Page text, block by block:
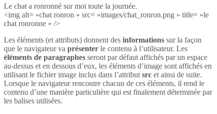
Le chat a ronronné sur moi toute la journée.
<img alt= »chat ronron » src= »images/chat_ronron.png » title= »le
chat ronronne » />
Les éléments (et attributs) donnent des informations sur la façon
que le navigateur va présenter le contenu à l’utilisateur. Les
éléments de paragraphes seront par défaut affichés par un espace
au-dessus et en dessous d’eux, les éléments d’image sont affichés en
utilisant le fichier image inclus dans l’attribut src et ainsi de suite.
Lorsque le navigateur rencontre chacun de ces éléments, il rend le
contenu d’une manière particulière qui est finalement déterminée par
les balises utilisées.